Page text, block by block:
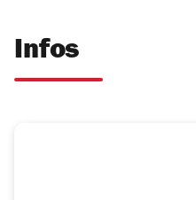
Infos